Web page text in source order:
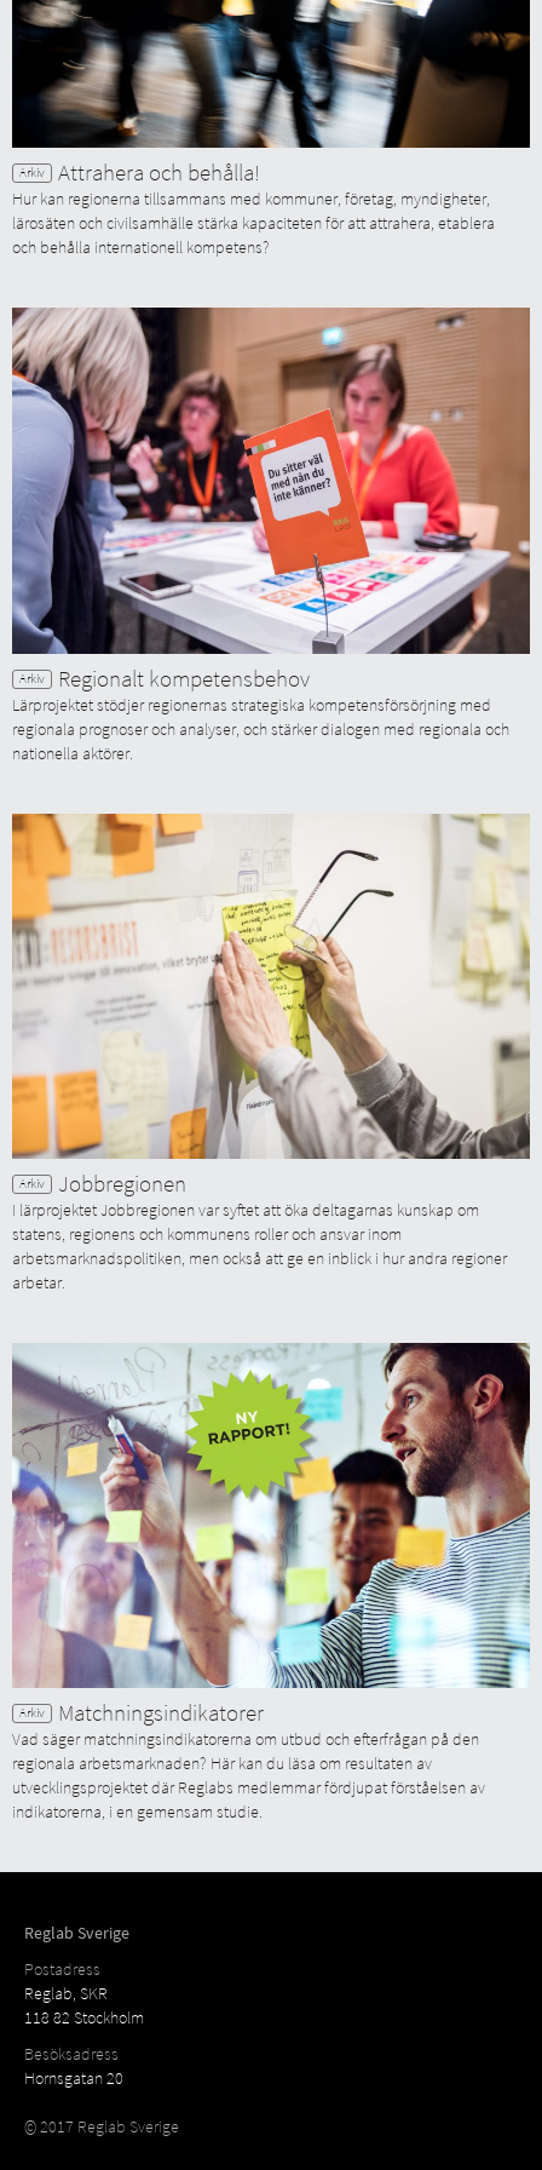
Attrahera och behålla!
Hur kan regionerna tillsammans med kommuner, företag, myndigheter,
lärosäten och civilsamhälle stärka kapaciteten för att attrahera, etablera
och behålla internationell kompetens?
Regionalt kompetensbehov
Lärprojektet stödjer regionernas strategiska kompetensförsörjning med
regionala prognoser och analyser, och stärker dialogen med regionala och
nationella aktörer.
Jobbregionen
I lärprojektet Jobbregionen var syftet att öka deltagarnas kunskap om
statens, regionens och kommunens roller och ansvar inom
arbetsmarknadspolitiken, men också att ge en inblick i hur andra regioner
arbetar.
Matchningsindikatorer
Vad säger matchningsindikatorerna om utbud och efterfrågan på den
regionala arbetsmarknaden? Här kan du läsa om resultaten av
utvecklingsprojektet där Reglabs medlemmar fördjupat förståelsen av
indikatorerna, i en gemensam studie.
Reglab Sverige
Postadress
Reglab, SKR
118 82 Stockholm
Besöksadress
Hornsgatan 20
© 2017 Reglab Sverige